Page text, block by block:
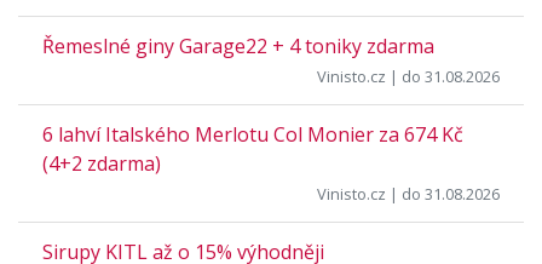
Řemeslné giny Garage22 + 4 toniky zdarma
Vinisto.cz | do 31.08.2026
6 lahví Italského Merlotu Col Monier za 674 Kč
(4+2 zdarma)
Vinisto.cz | do 31.08.2026
Sirupy KITL až o 15% výhodněji